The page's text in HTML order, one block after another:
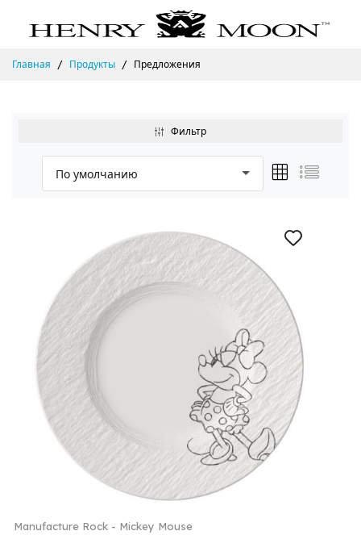
Главная Продукты Предложения
Фильтр
Manufacture Rock - Mickey Mouse